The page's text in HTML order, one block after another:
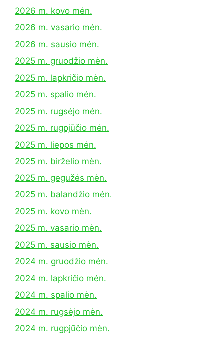
2026 m. kovo mėn.
2026 m. vasario mėn.
2026 m. sausio mėn.
2025 m. gruodžio mėn.
2025 m. lapkričio mėn.
2025 m. spalio mėn.
2025 m. rugsėjo mėn.
2025 m. rugpjūčio mėn.
2025 m. liepos mėn.
2025 m. birželio mėn.
2025 m. gegužės mėn.
2025 m. balandžio mėn.
2025 m. kovo mėn.
2025 m. vasario mėn.
2025 m. sausio mėn.
2024 m. gruodžio mėn.
2024 m. lapkričio mėn.
2024 m. spalio mėn.
2024 m. rugsėjo mėn.
2024 m. rugpjūčio mėn.